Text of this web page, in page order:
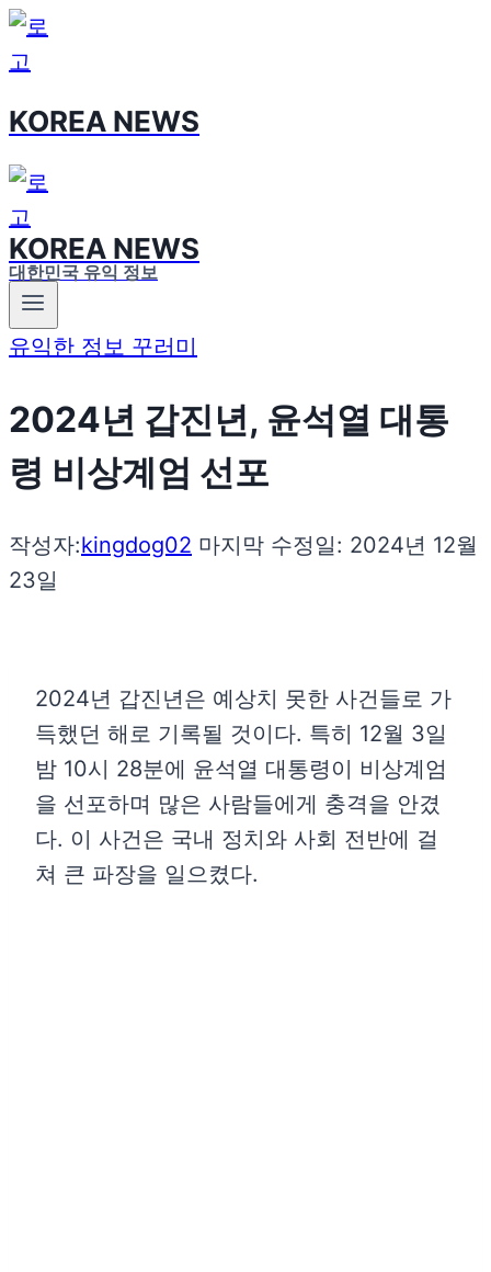
Skip
to
KOREA NEWS
KOREA NEWS
대한민국 유익 정보
유익한 정보 꾸러미
2024년 갑진년, 윤석열 대통
령 비상계엄 선포
작성자:kingdog02 마지막 수정일: 2024년 12월
23일
2024년 갑진년은 예상치 못한 사건들로 가
득했던 해로 기록될 것이다. 특히 12월 3일
밤 10시 28분에 윤석열 대통령이 비상계엄
을 선포하며 많은 사람들에게 충격을 안겼
다. 이 사건은 국내 정치와 사회 전반에 걸
쳐 큰 파장을 일으켰다.